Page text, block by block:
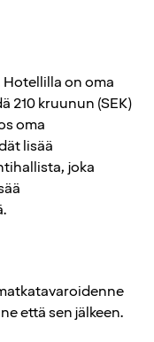
on oma
210 kruunun (SEK)
oma
lisää
joka
että sen jälkeen.